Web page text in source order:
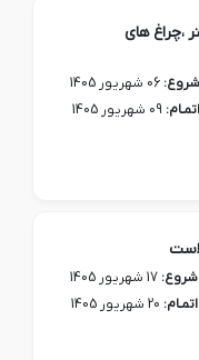
،چراغ های
شروع: 06 شهریور 1405
09 شهریور 1405
شروع: 17 شهریور 1405
20 شهریور 1405